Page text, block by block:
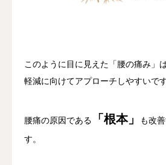
このように目に見えた「腰の痛み」
軽減に向けてアプローチしやすいです
腰痛の原因である 「根本」 も改
す。